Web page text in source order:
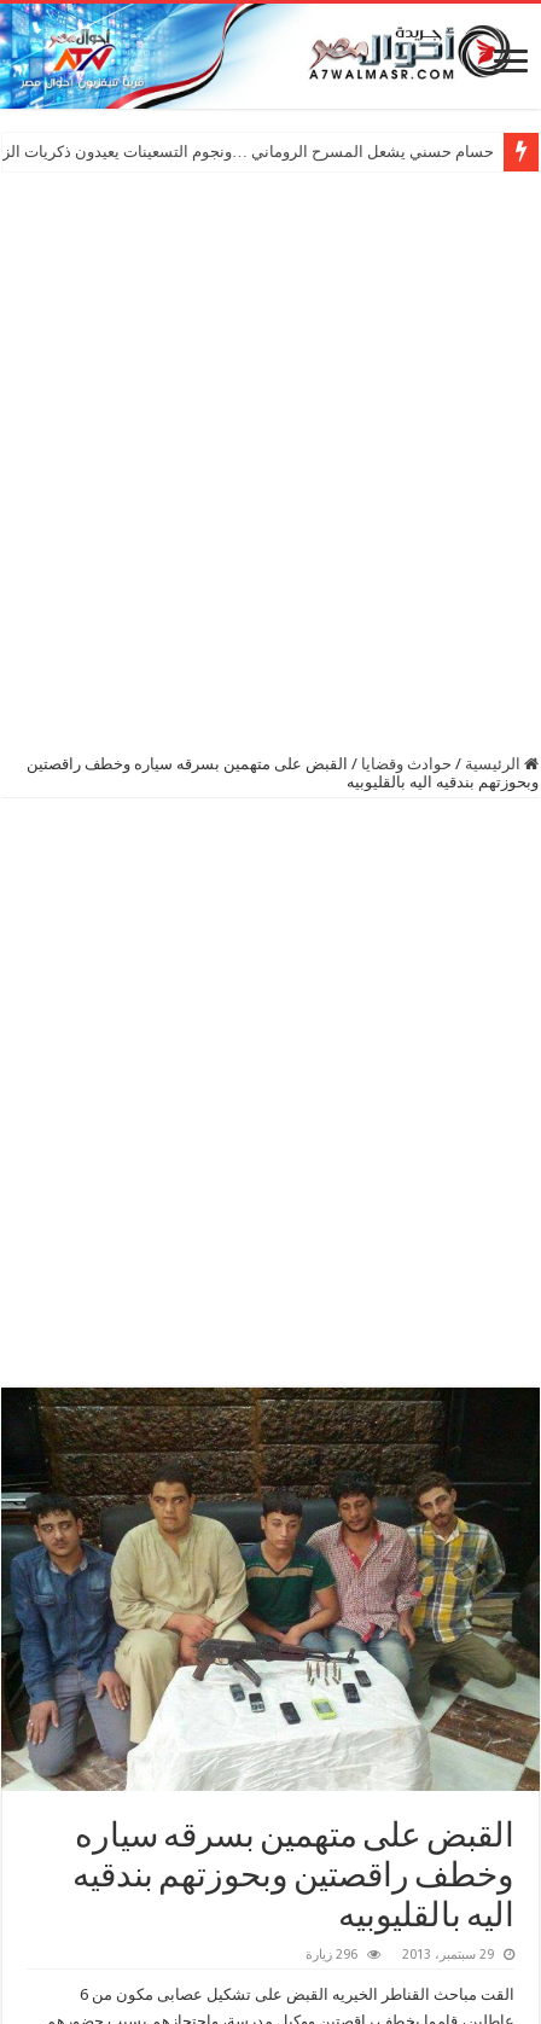
حسام حسني يشعل المسرح الروماني …ونجوم التسعينات يعيدون ذكريات
الرئيسية / حوادث وقضايا / القبض على متهمين بسرقه سياره وخطف راقصتين
وبحوزتهم بندقيه اليه بالقليوبيه
القبض على متهمين بسرقه سياره
وخطف راقصتين وبحوزتهم بندقيه
اليه بالقليوبيه
29 سبتمبر، 2013 296 زيارة
القت مباحث القناطر الخيريه القبض على تشكيل عصابى مكون من 6